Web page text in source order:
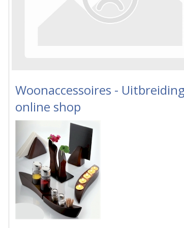
Woonaccessoires -
online shop